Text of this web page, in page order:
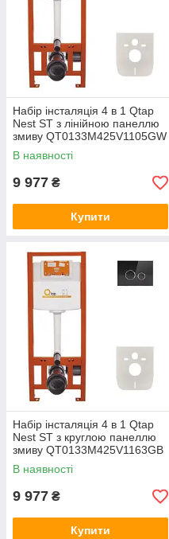
Набір інсталяція 4 в 1 Qtap
Nest ST з лінійною панеллю
змиву QT0133M425V1105GW
В наявності
9 977 ₴
Купити
Набір інсталяція 4 в 1 Qtap
Nest ST з круглою панеллю
змиву QT0133M425V1163GB
В наявності
9 977 ₴
Купити